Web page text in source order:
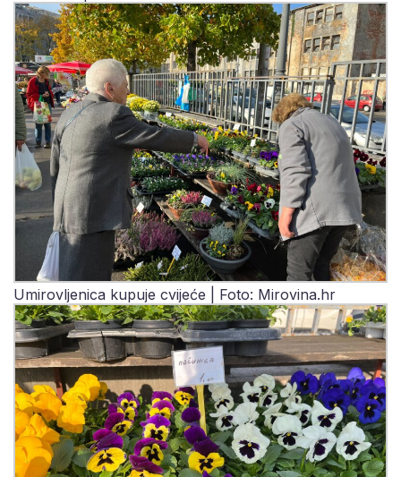
Umirovljenica kupuje cvijeće | Foto: Mirovina.hr